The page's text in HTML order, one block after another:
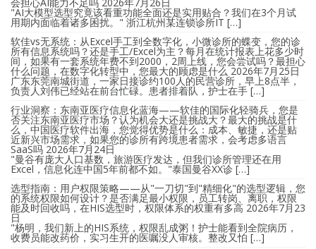
"AI大模型选型究竟该看重功能全面还是实用贴合？我们在3个月试
用期内面临着诸多困扰。" 浙江杭州某连锁诊所IT […]
软佳vs无系统：从Excel手工到全数字化，小微诊所的蝶变，您的诊
所有信息系统吗？还是手工/Excel为主？每月在统计报表上花多少时
间，如果有一套系统年费不到2000，2周上线，您会尝试吗？最担心
什么问题，在数字化转型中，您最大的顾虑是什么 2026年7月25日
广东东莞南城街道，一家日接诊约100人的民营诊所，早上8点半，
负责人刘伟已经站在前台忙碌。患者排着队，护士在手 […]
行业洞察：东南亚医疗信息化蓝海——软佳的国际化轻骑兵，您是
否关注东南亚医疗市场？认为机会大还是挑战大？最大的挑战是什
么，中国医疗软件出海，您觉得优势是什么：成本、敏捷，还是贴
近新兴市场需求，如果您的诊所有跨境患者需求，会考虑多语言
SaaS吗 2026年7月24日
"曼谷有庞大人口基数，旅游医疗发达，但我们诊所管理还在用
Excel，信息化连中国5年前都不如。"泰国曼谷XX诊 […]
选型指南：用户权限策略——从"一刀切"到"精细化"的选型逻辑，您
的系统权限如何设计？是否满足最小权限，员工转岗、离职，权限
能及时回收吗，在HIS选型时，权限体系的权重有多高 2026年7月23
日
"杨明，我们新上的HIS系统，权限乱成粥！护士能看到全院病历，
收费员能改药价，实习生开的医嘱没人审核。整改又怕 […]